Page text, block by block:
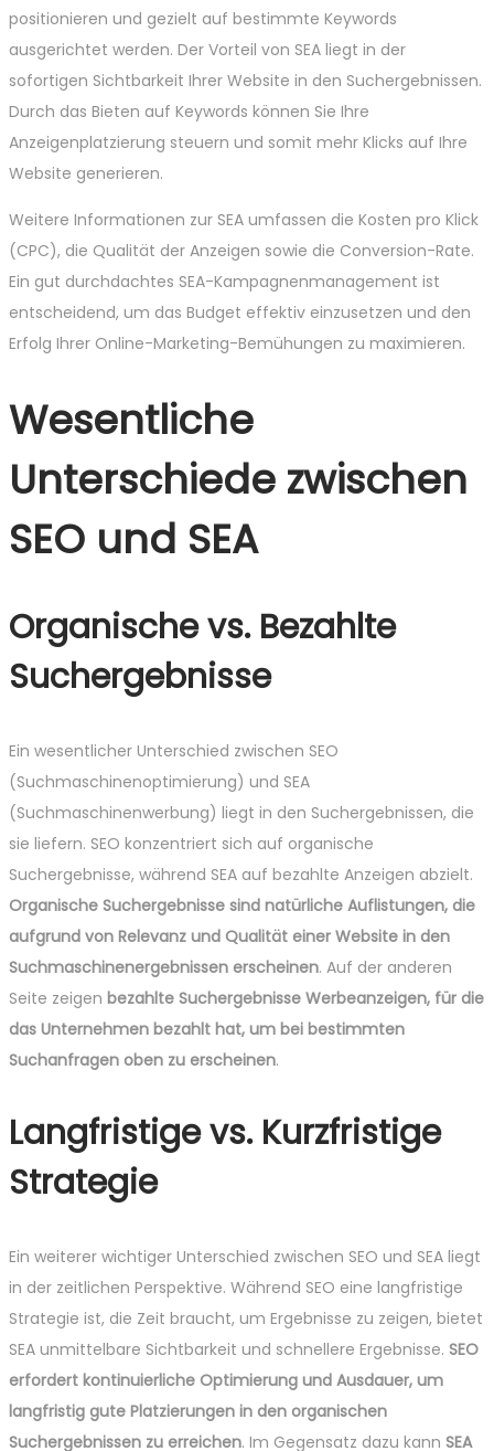
positionieren und gezielt auf bestimmte Keywords
ausgerichtet werden. Der Vorteil von SEA liegt in der
sofortigen Sichtbarkeit Ihrer Website in den Suchergebnissen.
Durch das Bieten auf Keywords können Sie Ihre
Anzeigenplatzierung steuern und somit mehr Klicks auf Ihre
Website generieren.
Weitere Informationen zur SEA umfassen die Kosten pro Klick
(CPC), die Qualität der Anzeigen sowie die Conversion-Rate.
Ein gut durchdachtes SEA-Kampagnenmanagement ist
entscheidend, um das Budget effektiv einzusetzen und den
Erfolg Ihrer Online-Marketing-Bemühungen zu maximieren.
Wesentliche
Unterschiede zwischen
SEO und SEA
Organische vs. Bezahlte
Suchergebnisse
Ein wesentlicher Unterschied zwischen SEO
(Suchmaschinenoptimierung) und SEA
(Suchmaschinenwerbung) liegt in den Suchergebnissen, die
sie liefern. SEO konzentriert sich auf organische
Suchergebnisse, während SEA auf bezahlte Anzeigen abzielt.
Organische Suchergebnisse sind natürliche Auflistungen, die
aufgrund von Relevanz und Qualität einer Website in den
Suchmaschinenergebnissen erscheinen. Auf der anderen
Seite zeigen bezahlte Suchergebnisse Werbeanzeigen, für die
das Unternehmen bezahlt hat, um bei bestimmten
Suchanfragen oben zu erscheinen.
Langfristige vs. Kurzfristige
Strategie
Ein weiterer wichtiger Unterschied zwischen SEO und SEA liegt
in der zeitlichen Perspektive. Während SEO eine langfristige
Strategie ist, die Zeit braucht, um Ergebnisse zu zeigen, bietet
SEA unmittelbare Sichtbarkeit und schnellere Ergebnisse. SEO
erfordert kontinuierliche Optimierung und Ausdauer, um
langfristig gute Platzierungen in den organischen
Suchergebnissen zu erreichen. Im Gegensatz dazu kann SEA